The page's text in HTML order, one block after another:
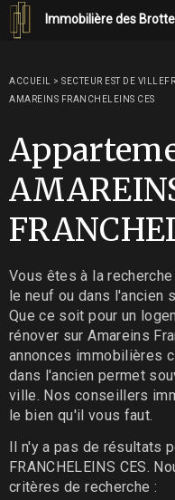
Immobilière des
ACCUEIL > SECTEUR EST DE
AMAREINS FRANCHELEINS CES
Vous êtes à la
le neuf ou dans l'ancien
Que ce soit pour un
rénover sur Amareins
annonces immobilières
dans l'ancien permet
ville. Nos conseillers
le bien qu'il vous faut.
Il n'y a pas de résultats
FRANCHELEINS CES.
critères de recherche :